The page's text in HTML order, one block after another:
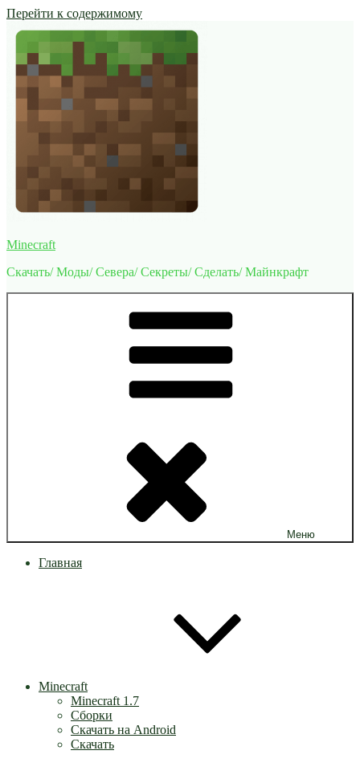
Перейти к содержимому
Minecraft
Скачать/ Моды/ Севера/ Секреты/ Сделать/ Майнкрафт
Меню
Главная
Minecraft
Minecraft 1.7
Сборки
Скачать на Android
Скачать